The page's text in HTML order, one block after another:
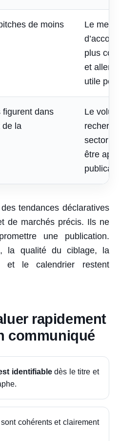
de moins
Le
plus
et aller
utile
figurent dans
de la
Le
être
tendances déclaratives
de marchés précis. Ils ne
une publication.
la qualité du ciblage, la
et le calendrier restent
rapidement
communiqué
identifiabledès le titre et
sont cohérents et clairement